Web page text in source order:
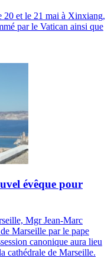
20 et le 21 mai à Xinxiang,
par le Vatican ainsi que
évêque pour
Mgr Jean-Marc
Marseille par le pape
canonique aura lieu
cathédrale de Marseille.